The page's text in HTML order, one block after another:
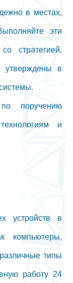
в местах,
эти
стратегией,
утверждены в
поручению
и
устройств в
компьютеры,
типы
работу 24